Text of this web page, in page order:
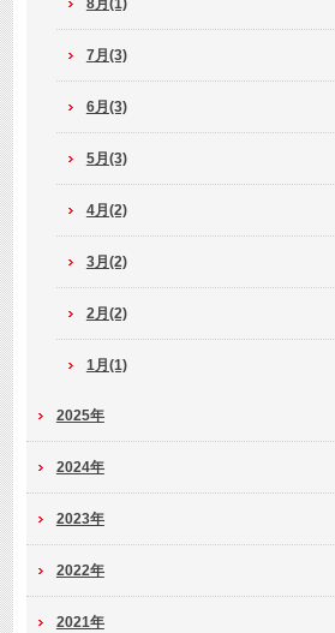
8月(1)
7月(3)
6月(3)
5月(3)
4月(2)
3月(2)
2月(2)
1月(1)
2025年
2024年
2023年
2022年
2021年